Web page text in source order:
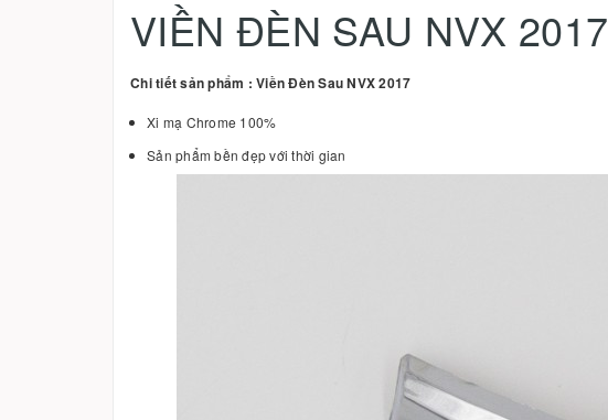
VIỀN ĐÈN SAU NVX 2017
Chi tiết sản phẩm : Viền Đèn Sau NVX 2017
Xi mạ Chrome 100%
Sản phẩm bền đẹp với thời gian